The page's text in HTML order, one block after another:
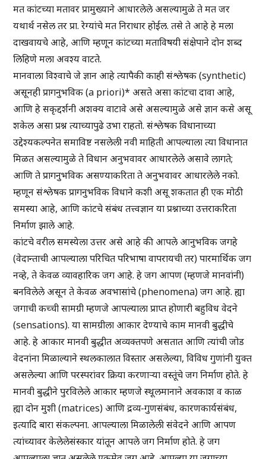
मत कांटच्या मतावर प्रामुख्याने आधारलेले असल्यामुळे ते मत जर
यथार्थ नसेल तर प्रा. रेग्यांचे मत निराधार होईल. तसे ते आहे हे मला
दाखवायचे आहे, आणि म्हणून कांटच्या मताविषयी संक्षेपाने दोन शब्द
लिहिणे मला अवश्य वाटते.
मानवाला विश्वाचे जे ज्ञान आहे त्यापैकी काही संश्लेषक (synthetic)
असूनही प्रागनुभविक (a priori)* असते असा कांटचा दावा आहे,
आणि हे सकृद्दर्शनी अशक्य वाटावे असे असल्यामुळे असे ज्ञान कसे असू
शकेल असा प्रश्न त्याच्यापुढे उभा राहतो. संश्लेषक विधानाच्या
उद्देश्यकल्पनेत समाविष्ट नसलेली नवी माहिती आपल्याला त्या विधानात
मिळत असल्यामुळे ते विधान अनुभवावर आधारलेले असावे लागते;
आणि ते प्रागनुभविक असण्याकरिता ते अनुभवावर आधारलेले नको.
म्हणून संश्लेषक प्रागनुभविक विधाने कशी असू शकतात ही एक मोठी
समस्या आहे, आणि कांटचे संबंध तत्त्वज्ञान या प्रश्नाच्या उत्तराकरिता
निर्माण झाले आहे.
कांटचे वरील समस्येला उत्तर असे आहे की आपले आनुभविक जगहे
(वेदान्ताची आपल्याला परिचित परिभाषा वापरायची तर) पारमार्थिक जग
नव्हे, ते केवळ व्यावहारिक जग आहे. हे जग आपण (म्हणजे मानवांनी)
बनविलेले असून ते केवळ अवभासांचे (phenomena) जग आहे. ह्या
जगाची कच्ची सामग्री म्हणजे आपल्याला प्राप्त होणारी बहुविध वेदने
(sensations). या सामग्रीला आकार देण्याचे काम मानवी बुद्धीचे
आहे. हे आकार मानवी बुद्धीत अव्यक्तपणे असतात आणि त्यांची जोड
वेदनांना मिळाल्याने स्थलकालात विस्तार असलेल्या, विविध गुणांनी युक्त
असलेल्या आणि परस्परांवर क्रिया करणार्‍या वस्तूंचे जग निर्माण होते. हे
मानवी बुद्धीने पुरविलेले आकार म्हणजे स्थूलमानाने अवकाश व काळ
ह्या दोन मुशी (matrices) आणि द्रव्य-गुणसंबंध, कारणकार्यसंबंध,
इत्यादि बारा संकल्पना. आपल्याला मिळालेली संवेदने आणि आपण
त्यांच्यावर केलेलेसंस्कार यांतून आपले जग निर्माण होते. हे जग